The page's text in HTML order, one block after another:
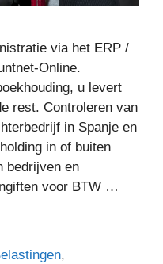
via het ERP /
Online.
u levert
rest. Controleren van
in Spanje en
in of buiten
bedrijven en
voor BTW …
,